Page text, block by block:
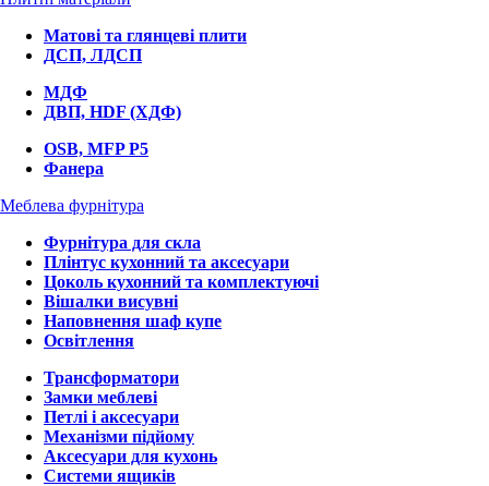
Матові та глянцеві плити
ДСП, ЛДСП
МДФ
ДВП, HDF (ХДФ)
OSB, MFP P5
Фанера
Меблева фурнітура
Фурнітура для скла
Плінтус кухонний та аксесуари
Цоколь кухонний та комплектуючі
Вішалки висувні
Наповнення шаф купе
Освітлення
Трансформатори
Замки меблеві
Петлі і аксесуари
Механізми підйому
Аксесуари для кухонь
Системи ящиків